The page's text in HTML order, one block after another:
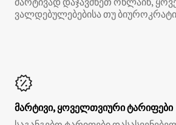
ვალდებულებებისა თუ
მარტივი, ყოველთვიური ტარიფები